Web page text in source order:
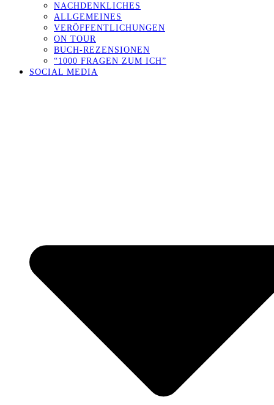
NACHDENKLICHES
ALLGEMEINES
VERÖFFENTLICHUNGEN
ON TOUR
BUCH-REZENSIONEN
“1000 FRAGEN ZUM ICH”
SOCIAL MEDIA